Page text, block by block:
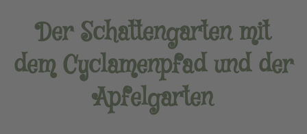
Der Schattengarten mit
dem Cyclamenpfad und der
Apfelgarten